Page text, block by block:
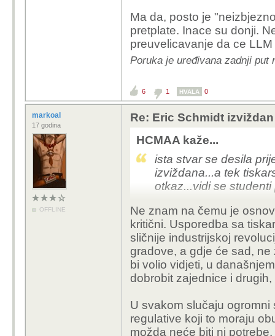
Ma da, posto je
pretplate. Inace su donji.
preuvelicavanje da ce
Poruka je uređivana zadnji put
6 1 HVALA 0
markoal
17 godina
OFFLINE
Re: Eric Schmidt
HCMAA kaže...
ista stvar se desila
izviždana...a tek
otkaz...vidi se
Ne znam na čemu je
kritični. Usporedba sa
sličnije industrijskoj
gradove, a gdje će sad,
bi volio vidjeti, u
dobrobit zajednice i
U svakom slučaju
regulative koji to moraju
možda neće biti ni potrebe.